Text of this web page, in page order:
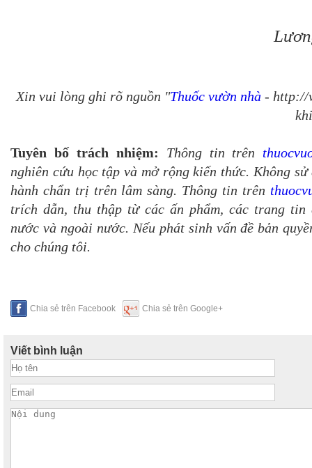
Xin vui lòng ghi rõ nguồn "Thuốc vườn nhà - http://
Tuyên bố trách nhiệm: Thông tin trên
nghiên cứu học tập và mở rộng kiến thức. Không
hành chẩn trị trên lâm sàng. Thông tin trên
trích dẫn, thu thập từ các ấn phẩm, các trang
nước và ngoài nước. Nếu phát sinh vấn đề bản
cho chúng tôi.
Chia sẻ trên Facebook Chia sẻ trên Google+
Viết bình luận